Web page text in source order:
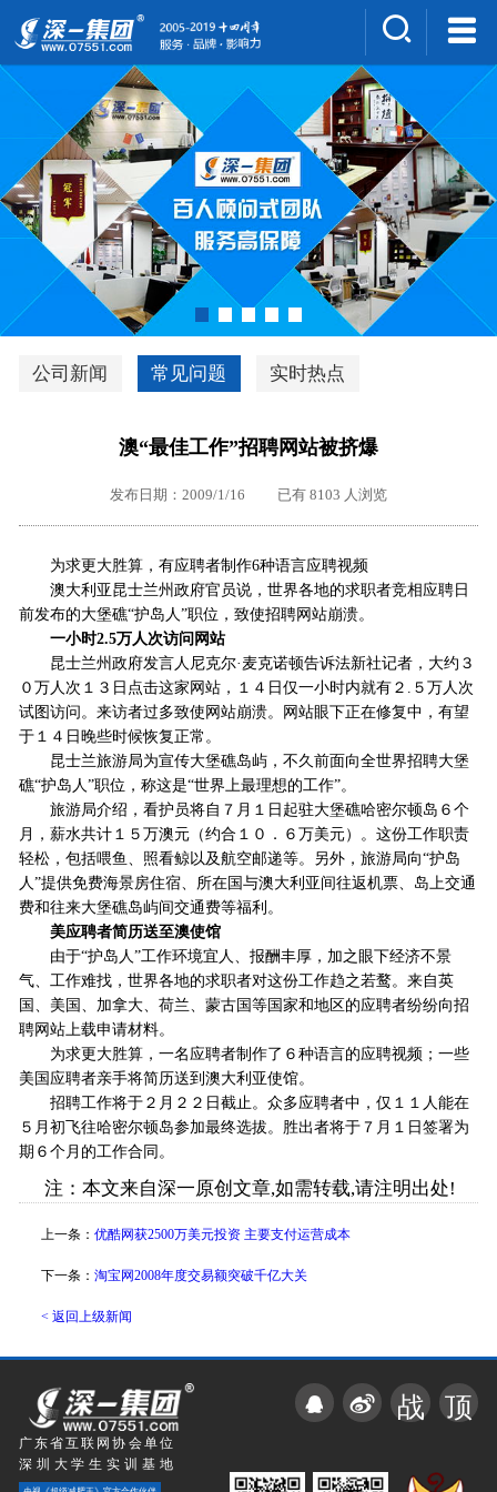
集团介绍
人才招聘
案例展示
新闻中心
深一风采
联系我们
深优通系统V3.0
深一集团优势
外地客户专栏
工单提交
公司新闻 常见问题 实时热点
澳“最佳工作”招聘网站被挤爆
发布日期：2009/1/16 已有 8103 人浏览
为求更大胜算，有应聘者制作6种语言应聘视频
澳大利亚昆士兰州政府官员说，世界各地的求职者竞相应聘日
前发布的大堡礁“护岛人”职位，致使招聘网站崩溃。
一小时2.5万人次访问网站
昆士兰州政府发言人尼克尔·麦克诺顿告诉法新社记者，大约３
０万人次１３日点击这家网站，１４日仅一小时内就有２.５万人次
试图访问。来访者过多致使网站崩溃。网站眼下正在修复中，有望
于１４日晚些时候恢复正常。
昆士兰旅游局为宣传大堡礁岛屿，不久前面向全世界招聘大堡
礁“护岛人”职位，称这是“世界上最理想的工作”。
旅游局介绍，看护员将自７月１日起驻大堡礁哈密尔顿岛６个
月，薪水共计１５万澳元（约合１０．６万美元）。这份工作职责
轻松，包括喂鱼、照看鲸以及航空邮递等。另外，旅游局向“护岛
人”提供免费海景房住宿、所在国与澳大利亚间往返机票、岛上交通
费和往来大堡礁岛屿间交通费等福利。
美应聘者简历送至澳使馆
由于“护岛人”工作环境宜人、报酬丰厚，加之眼下经济不景
气、工作难找，世界各地的求职者对这份工作趋之若鹜。来自英
国、美国、加拿大、荷兰、蒙古国等国家和地区的应聘者纷纷向招
聘网站上载申请材料。
为求更大胜算，一名应聘者制作了６种语言的应聘视频；一些
美国应聘者亲手将简历送到澳大利亚使馆。
招聘工作将于２月２２日截止。众多应聘者中，仅１１人能在
５月初飞往哈密尔顿岛参加最终选拔。胜出者将于７月１日签署为
期６个月的工作合同。
注：本文来自深一原创文章,如需转载,请注明出处!
上一条： 优酷网获2500万美元投资 主要支付运营成本
下一条： 淘宝网2008年度交易额突破千亿大关
< 返回上级新闻
广东省互联网协会单位
深圳大学生实训基地
战 顶